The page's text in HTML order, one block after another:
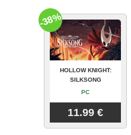
HOLLOW KNIGHT:
SILKSONG
PC
11.99 €
-38%